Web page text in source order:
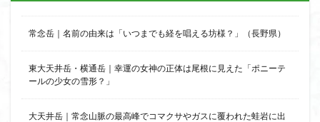
常念岳｜名前の由来は「いつまでも経を唱える坊様？」（長野県）
東大天井岳・横通岳｜幸運の女神の正体は尾根に見えた「ポニーテ
ールの少女の雪形？」
大天井岳｜常念山脈の最高峰でコマクサやガスに覆われた蛙岩に出